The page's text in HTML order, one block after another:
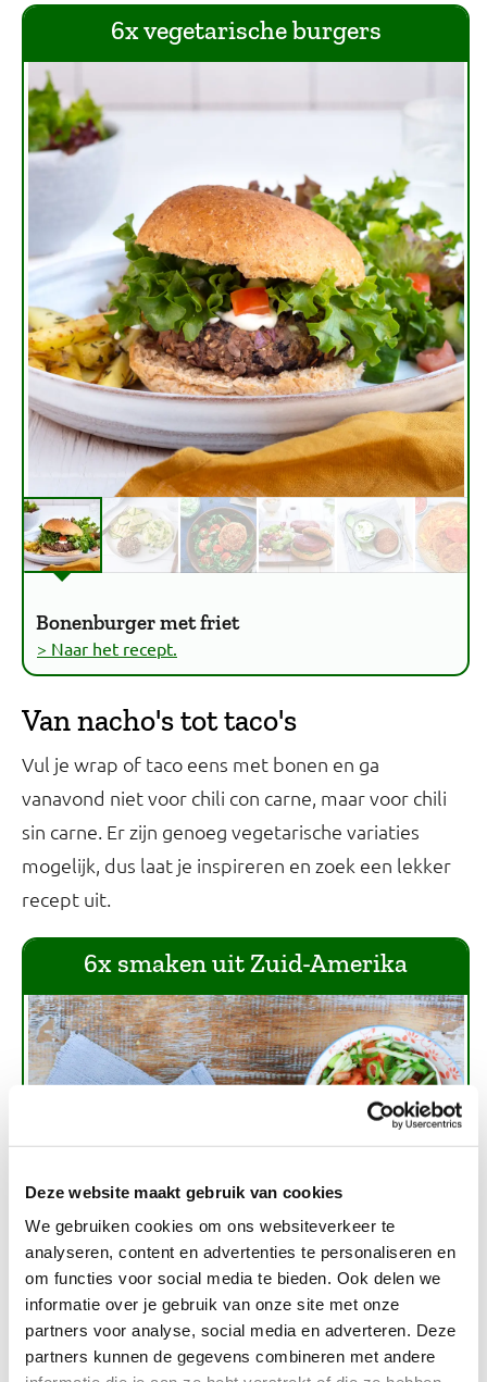
Deze website maakt gebruik van cookies
We gebruiken cookies om ons websiteverkeer te
analyseren, content en advertenties te personaliseren en
om functies voor social media te bieden. Ook delen we
informatie over je gebruik van onze site met onze
partners voor analyse, social media en adverteren. Deze
partners kunnen de gegevens combineren met andere
6x vegetarische burgers
Bonenburger met friet
> Naar het recept.
Van nacho's tot taco's
Vul je wrap of taco eens met bonen en ga
vanavond niet voor chili con carne, maar voor chili
sin carne. Er zijn genoeg vegetarische variaties
mogelijk, dus laat je inspireren en zoek een lekker
recept uit.
6x smaken uit Zuid-Amerika